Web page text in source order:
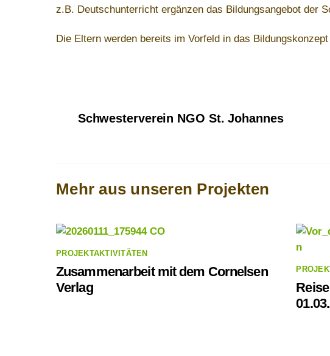
z.B. Deutschunterricht ergänzen das Bildungsangebot der
Die Eltern werden bereits im Vorfeld in das
Schwesterverein NGO St. Johannes
PROJEKTAKTIVITÄTEN
Zusammenarbeit mit dem Cornelsen
Verlag